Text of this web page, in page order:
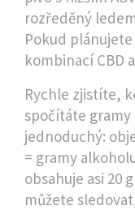
rozředěný
Pokud
kombinací CBD
Rychle zjistíte,
spočítáte gramy
jednoduchý:
= gramy
obsahuje asi 20
můžete